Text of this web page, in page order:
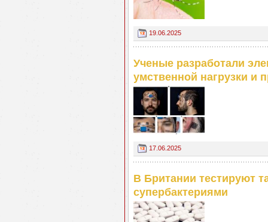
19.06.2025
Ученые разработали
умственной нагрузки и
17.06.2025
В Британии тестируют
супербактериями